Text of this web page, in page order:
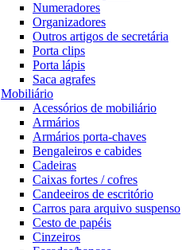
Numeradores
Organizadores
Outros artigos de secretária
Porta clips
Porta lápis
Saca agrafes
Mobiliário
Acessórios de mobiliário
Armários
Armários porta-chaves
Bengaleiros e cabides
Cadeiras
Caixas fortes / cofres
Candeeiros de escritório
Carros para arquivo suspenso
Cesto de papéis
Cinzeiros